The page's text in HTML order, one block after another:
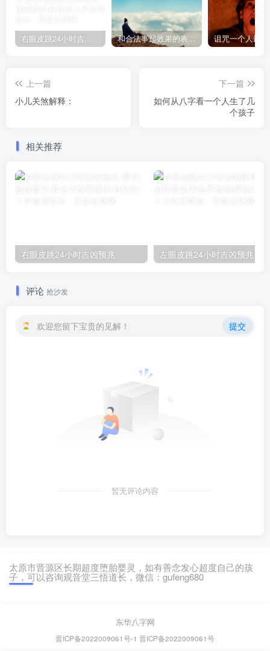
右眼皮跳24小时吉凶预兆 和合法事起效果的表现，出现这些就要留意了
上一篇
小儿关煞解释：
下一篇
如何从八字看一个人生了几
个孩子
相关推荐
右眼皮跳24小时吉凶预兆 左眼皮跳24小时吉凶预兆
评论 抢沙发
欢迎您留下宝贵的见解！ 提交
暂无评论内容
太原市晋源区长期超度堕胎婴灵，如有善念发心超度自己的孩
子，可以咨询观音堂三悟道长，微信：gufeng680
东华八字网
晋ICP备2022009061号-1 晋ICP备2022009061号